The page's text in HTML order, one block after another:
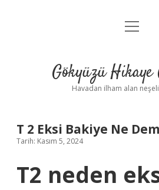
Anasayfa
Yasal Uyarı
menüyü
Gökyüzü
Havadan ilham alan
T 2 Eksi Bakiye Ne
Tarih: Kasım 5, 2024
T2 neden